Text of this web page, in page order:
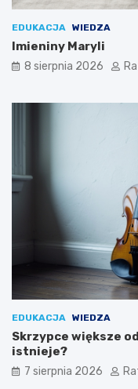
EDUKACJA WIEDZA
Imieniny Maryli
8 sierpnia 2026
EDUKACJA WIEDZA
Skrzypce większe
istnieje?
7 sierpnia 2026